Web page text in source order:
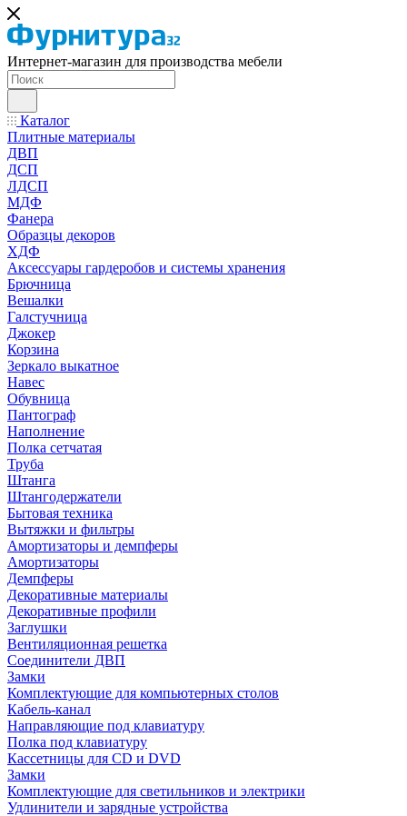
Интернет-магазин для производства мебели
Каталог
Плитные материалы
ДВП
ДСП
ЛДСП
МДФ
Фанера
Образцы декоров
ХДФ
Аксессуары гардеробов и системы хранения
Брючница
Вешалки
Галстучница
Джокер
Корзина
Зеркало выкатное
Навес
Обувница
Пантограф
Наполнение
Полка сетчатая
Труба
Штанга
Штангодержатели
Бытовая техника
Вытяжки и фильтры
Амортизаторы и демпферы
Амортизаторы
Демпферы
Декоративные материалы
Декоративные профили
Заглушки
Вентиляционная решетка
Соединители ДВП
Замки
Комплектующие для компьютерных столов
Кабель-канал
Направляющие под клавиатуру
Полка под клавиатуру
Кассетницы для CD и DVD
Замки
Комплектующие для светильников и электрики
Удлинители и зарядные устройства